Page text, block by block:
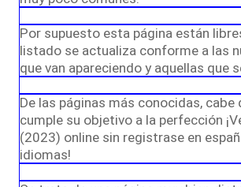
Por supuesto esta página están
listado se actualiza conforme a las
que van apareciendo y aquellas que
De las páginas más conocidas, cabe
cumple su objetivo a la perfección
(2023) online sin registrase en
idiomas!